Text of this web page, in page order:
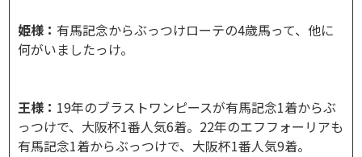
姫様： 有馬記念からぶっつけローテの4歳馬って、他に
何がいましたっけ。
王様： 19年のブラストワンピースが有馬記念1着からぶ
っつけで、大阪杯1番人気6着。22年のエフフォーリアも
有馬記念1着からぶっつけで、大阪杯1番人気9着。